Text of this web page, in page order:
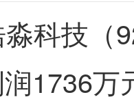
科技
1736